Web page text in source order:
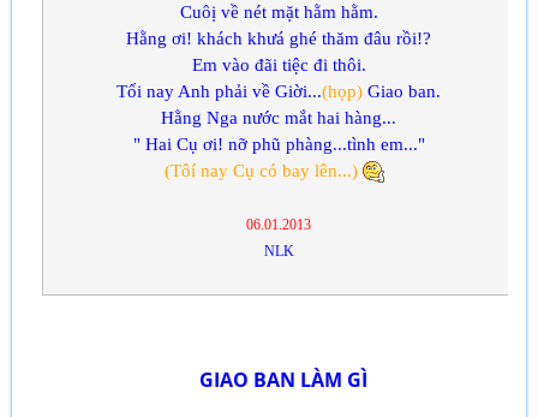
Cuôị về nét mặt hằm hằm.
Hằng ơi! khách khưá ghé thăm đâu rồi!?
Em vào đãi tiệc đi thôi.
Tối nay Anh phải về Giời...(họp) Giao ban.
Hằng Nga nước mắt hai hàng...
" Hai Cụ ơi! nỡ phũ phàng...tình em..."
(Tôí nay Cụ có bay lên...)
06.01.2013
NLK
GIAO BAN LÀM GÌ